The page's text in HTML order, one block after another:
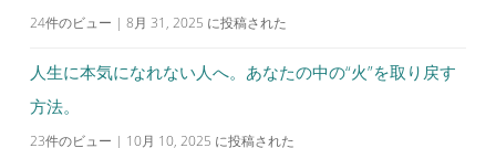
24件のビュー | 8月 31, 2025 に投稿された
人生に本気になれない人へ。あなたの中の“火”を取り戻す
方法。
23件のビュー | 10月 10, 2025 に投稿された